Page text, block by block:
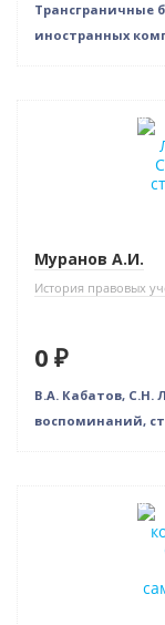
Трансграничные
иностранных
Нет в наличии
Муранов А.И.
История правовых
0 ₽
В.А. Кабатов, С.Н.
воспоминаний,
Нет в наличии